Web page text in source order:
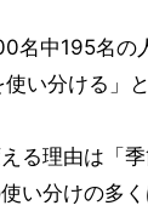
名中195名の
い分ける」
る理由は「
い分けの多